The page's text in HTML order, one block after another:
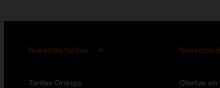
Nuestras tarifas
Tarifas Orange
Nuestros
Ofertas en